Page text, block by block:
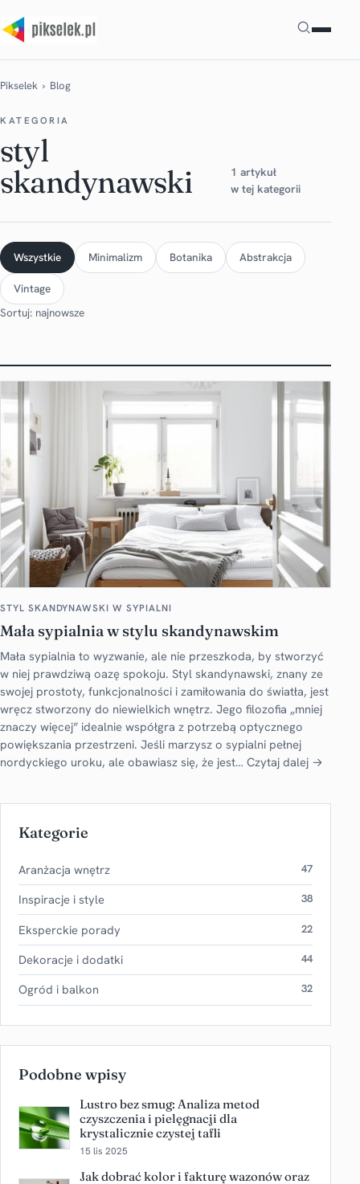
Szukaj
Pikselek › Blog
KATEGORIA
styl
skandynawski
1 artykuł
w tej kategorii
Wszystkie Minimalizm Botanika Abstrakcja
Vintage
Sortuj: najnowsze
STYL SKANDYNAWSKI W SYPIALNI
Mała sypialnia w stylu skandynawskim
Mała sypialnia to wyzwanie, ale nie przeszkoda, by stworzyć
w niej prawdziwą oazę spokoju. Styl skandynawski, znany ze
swojej prostoty, funkcjonalności i zamiłowania do światła, jest
wręcz stworzony do niewielkich wnętrz. Jego filozofia „mniej
znaczy więcej” idealnie współgra z potrzebą optycznego
powiększania przestrzeni. Jeśli marzysz o sypialni pełnej
nordyckiego uroku, ale obawiasz się, że jest… Czytaj dalej →
Kategorie
Aranżacja wnętrz 47
Inspiracje i style 38
Eksperckie porady 22
Dekoracje i dodatki 44
Ogród i balkon 32
Podobne wpisy
Lustro bez smug: Analiza metod
czyszczenia i pielęgnacji dla
krystalicznie czystej tafli
15 lis 2025
Jak dobrać kolor i fakturę wazonów oraz